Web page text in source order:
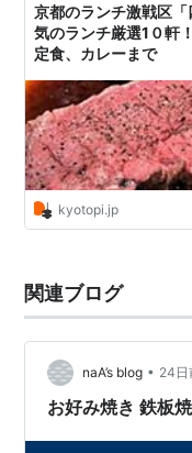
京都のランチ激戦区「
気のランチ厳選1０軒
定食、カレーまで
kyotopi.jp
関連ブログ
naA’s blog • 24日
お好み焼き 鉄板